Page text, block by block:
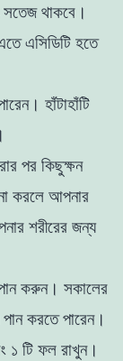
সতেজ থাকবে।
এসিডিটি হতে
হাঁটাহাঁটি
পর কিছুক্ষন
করলে আপনার
শরীরের জন্য
করুন। সকালের
করতে পারেন।
১ টি ফল রাখুন।